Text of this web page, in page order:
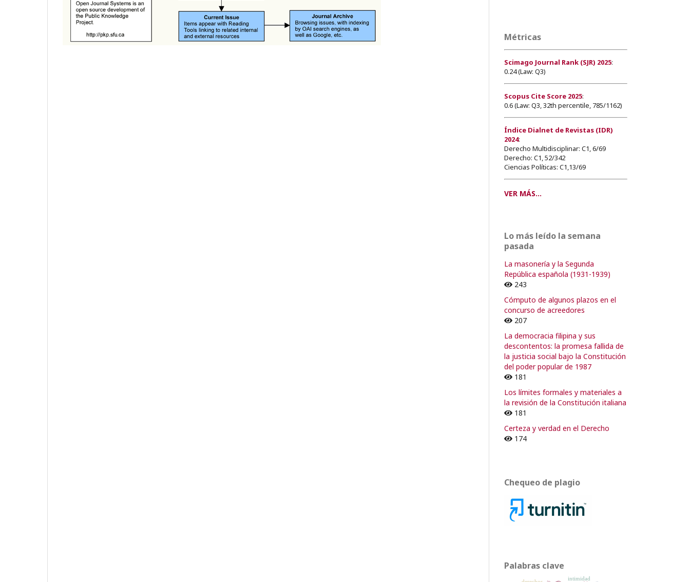
Métricas
Scimago Journal Rank (SJR) 2025:
0.24 (Law: Q3)
Scopus Cite Score 2025:
0.6 (Law: Q3, 32th percentile, 785/1162)
Índice Dialnet de Revistas (IDR)
2024:
Derecho Multidisciplinar: C1, 6/69
Derecho: C1, 52/342
Ciencias Políticas: C1,13/69
VER MÁS...
Lo más leído la semana
pasada
La masonería y la Segunda
República española (1931-1939)
243
Cómputo de algunos plazos en el
concurso de acreedores
207
La democracia filipina y sus
descontentos: la promesa fallida de
la justicia social bajo la Constitución
del poder popular de 1987
181
Los límites formales y materiales a
la revisión de la Constitución italiana
181
Certeza y verdad en el Derecho
174
Chequeo de plagio
Palabras clave
intimidad